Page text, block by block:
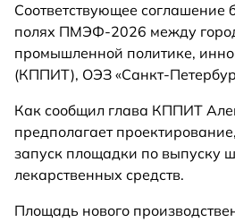
Соответствующее соглашение
полях ПМЭФ-2026 между
промышленной политике,
(КППИТ), ОЭЗ «Санкт-
Как сообщил глава КППИТ
предполагает
запуск площадки по выпуску
лекарственных средств.
Площадь нового